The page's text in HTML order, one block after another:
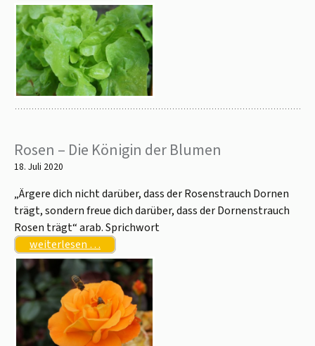
Rosen – Die Königin der Blumen
18. Juli 2020
„Ärgere dich nicht darüber, dass der Rosenstrauch Dornen
trägt, sondern freue dich darüber, dass der Dornenstrauch
Rosen trägt“ arab. Sprichwort
weiterlesen …